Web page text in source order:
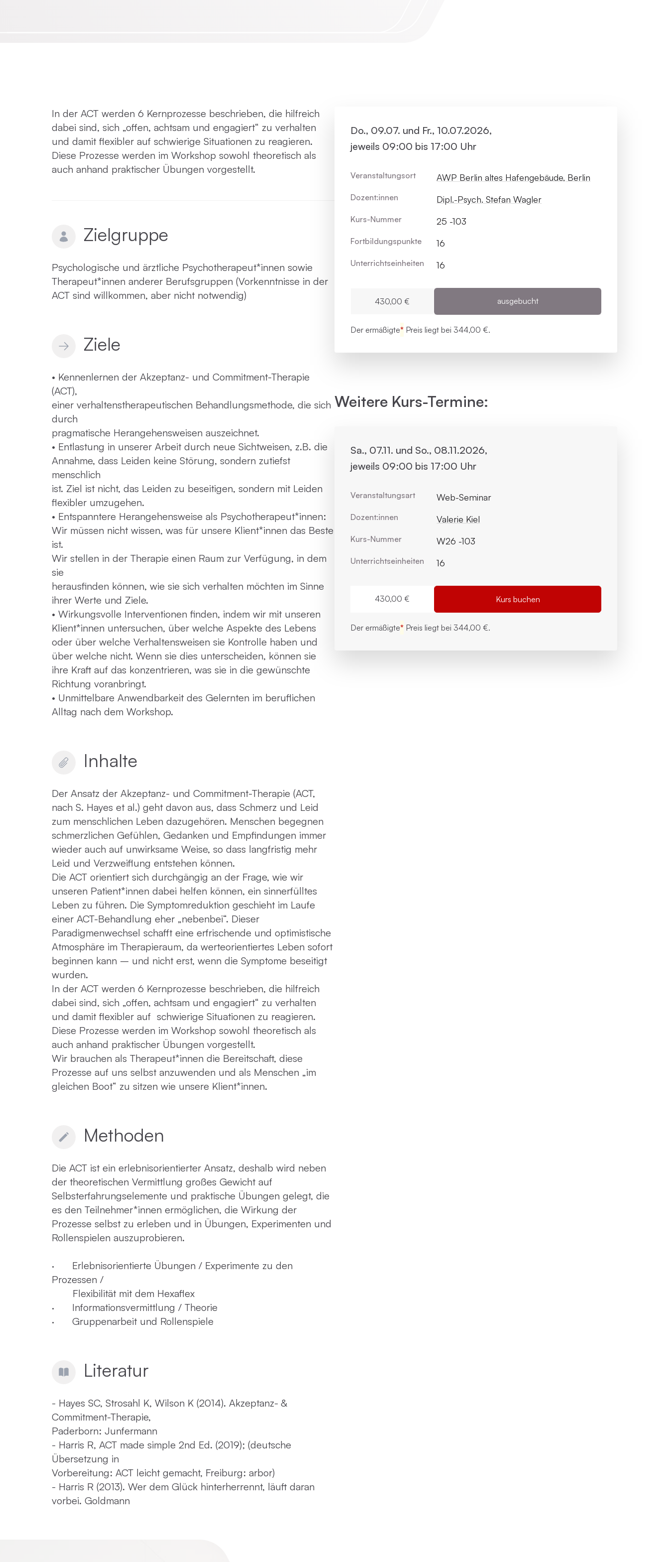
In der ACT werden 6 Kernprozesse beschrieben, die hilfreich
dabei sind, sich „offen, achtsam und engagiert“ zu verhalten
und damit flexibler auf schwierige Situationen zu reagieren.
Diese Prozesse werden im Workshop sowohl theoretisch als
auch anhand praktischer Übungen vorgestellt.
Zielgruppe
Psychologische und ärztliche Psychotherapeut*innen sowie
Therapeut*innen anderer Berufsgruppen (Vorkenntnisse in der
ACT sind willkommen, aber nicht notwendig)
Ziele
• Kennenlernen der Akzeptanz- und Commitment-Therapie
(ACT),
einer verhaltenstherapeutischen Behandlungsmethode, die sich
durch
pragmatische Herangehensweisen auszeichnet.
• Entlastung in unserer Arbeit durch neue Sichtweisen, z.B. die
Annahme, dass Leiden keine Störung, sondern zutiefst
menschlich
ist. Ziel ist nicht, das Leiden zu beseitigen, sondern mit Leiden
flexibler umzugehen.
• Entspanntere Herangehensweise als Psychotherapeut*innen:
Wir müssen nicht wissen, was für unsere Klient*innen das Beste
ist.
Wir stellen in der Therapie einen Raum zur Verfügung, in dem
sie
herausfinden können, wie sie sich verhalten möchten im Sinne
ihrer Werte und Ziele.
• Wirkungsvolle Interventionen finden, indem wir mit unseren
Klient*innen untersuchen, über welche Aspekte des Lebens
oder über welche Verhaltensweisen sie Kontrolle haben und
über welche nicht. Wenn sie dies unterscheiden, können sie
ihre Kraft auf das konzentrieren, was sie in die gewünschte
Richtung voranbringt.
• Unmittelbare Anwendbarkeit des Gelernten im beruflichen
Alltag nach dem Workshop.
Inhalte
Der Ansatz der Akzeptanz- und Commitment-Therapie (ACT,
nach S. Hayes et al.) geht davon aus, dass Schmerz und Leid
zum menschlichen Leben dazugehören. Menschen begegnen
schmerzlichen Gefühlen, Gedanken und Empfindungen immer
wieder auch auf unwirksame Weise, so dass langfristig mehr
Leid und Verzweiflung entstehen können.
Die ACT orientiert sich durchgängig an der Frage, wie wir
unseren Patient*innen dabei helfen können, ein sinnerfülltes
Leben zu führen. Die Symptomreduktion geschieht im Laufe
einer ACT-Behandlung eher „nebenbei“. Dieser
Paradigmenwechsel schafft eine erfrischende und optimistische
Atmosphäre im Therapieraum, da werteorientiertes Leben sofort
beginnen kann – und nicht erst, wenn die Symptome beseitigt
wurden.
In der ACT werden 6 Kernprozesse beschrieben, die hilfreich
dabei sind, sich „offen, achtsam und engagiert“ zu verhalten
und damit flexibler auf schwierige Situationen zu reagieren.
Diese Prozesse werden im Workshop sowohl theoretisch als
auch anhand praktischer Übungen vorgestellt.
Wir brauchen als Therapeut*innen die Bereitschaft, diese
Prozesse auf uns selbst anzuwenden und als Menschen „im
gleichen Boot“ zu sitzen wie unsere Klient*innen.
Methoden
Die ACT ist ein erlebnisorientierter Ansatz, deshalb wird neben
der theoretischen Vermittlung großes Gewicht auf
Selbsterfahrungselemente und praktische Übungen gelegt, die
es den Teilnehmer*innen ermöglichen, die Wirkung der
Prozesse selbst zu erleben und in Übungen, Experimenten und
Rollenspielen auszuprobieren.
· Erlebnisorientierte Übungen / Experimente zu den
Prozessen /
Flexibilität mit dem Hexaflex
· Informationsvermittlung / Theorie
· Gruppenarbeit und Rollenspiele
Literatur
- Hayes SC, Strosahl K, Wilson K (2014). Akzeptanz- &
Commitment-Therapie,
Paderborn: Junfermann
- Harris R, ACT made simple 2nd Ed. (2019); (deutsche
Übersetzung in
Vorbereitung: ACT leicht gemacht, Freiburg: arbor)
- Harris R (2013). Wer dem Glück hinterherrennt, läuft daran
vorbei. Goldmann
Do., 09.07. und Fr., 10.07.2026,
jeweils 09:00 bis 17:00 Uhr
Veranstaltungsort AWP Berlin altes Hafengebäude, Berlin
Dozent:innen Dipl.-Psych. Stefan Wagler
Kurs-Nummer 25 -103
Fortbildungs­punkte 16
Unterrichts­einheiten 16
430,00 € ausgebucht
Der ermäßigte* Preis liegt bei 344,00 €.
Weitere Kurs-Termine:
Sa., 07.11. und So., 08.11.2026,
jeweils 09:00 bis 17:00 Uhr
Veranstaltungsart Web-Seminar
Dozent:innen Valerie Kiel
Kurs-Nummer W26 -103
Unterrichts­einheiten 16
430,00 € Kurs buchen
Der ermäßigte* Preis liegt bei 344,00 €.